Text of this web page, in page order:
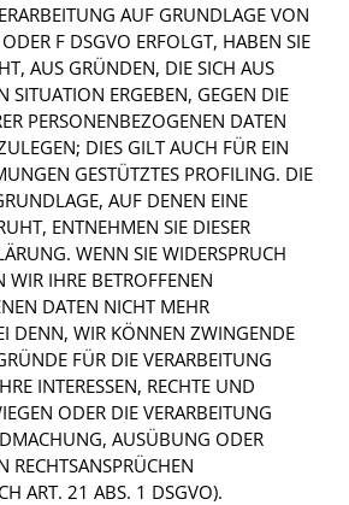
AUF GRUNDLAGE VON
F DSGVO ERFOLGT, HABEN SIE
AUS GRÜNDEN, DIE SICH AUS
SITUATION ERGEBEN, GEGEN DIE
PERSONENBEZOGENEN DATEN
DIES GILT AUCH FÜR EIN
GESTÜTZTES PROFILING. DIE
AUF DENEN EINE
ENTNEHMEN SIE DIESER
WENN SIE WIDERSPRUCH
WIR IHRE BETROFFENEN
DATEN NICHT MEHR
DENN, WIR KÖNNEN ZWINGENDE
FÜR DIE VERARBEITUNG
INTERESSEN, RECHTE UND
ODER DIE VERARBEITUNG
AUSÜBUNG ODER
RECHTSANSPRÜCHEN
ART. 21 ABS. 1 DSGVO).